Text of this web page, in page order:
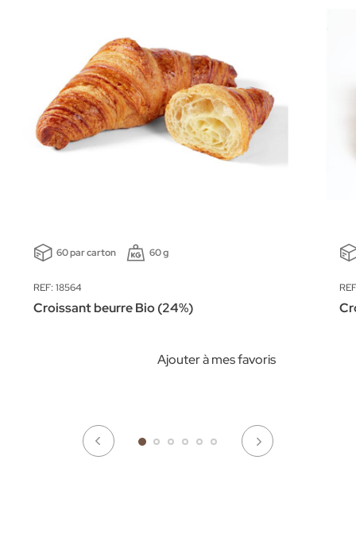
60 par carton 60 g
REF: 18564
Croissant beurre Bio (24%)
Ajouter à mes favoris